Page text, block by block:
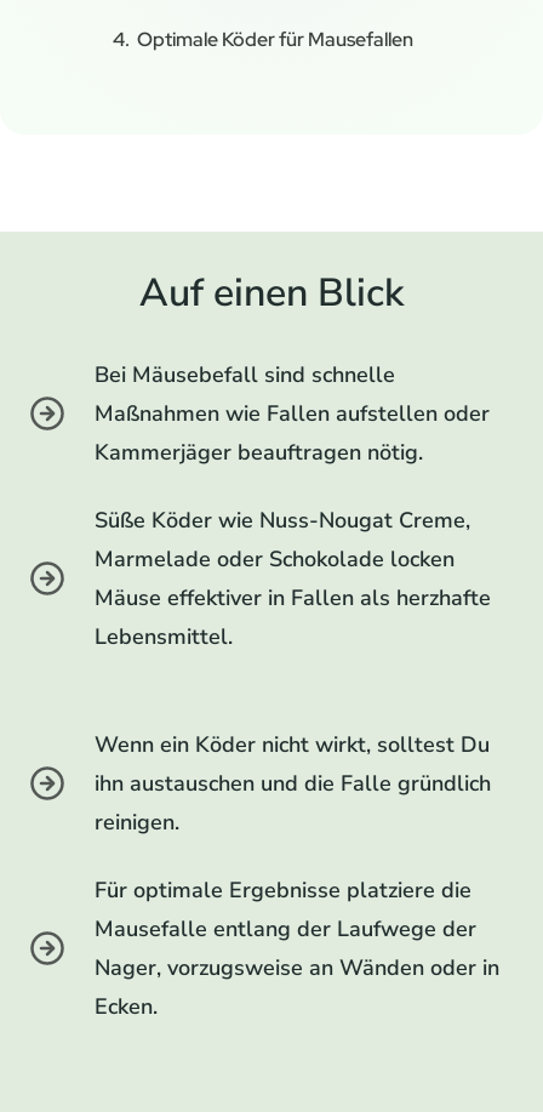
Optimale Köder für Mausefallen
Auf einen Blick
Bei Mäusebefall sind schnelle
Maßnahmen wie Fallen aufstellen oder
Kammerjäger beauftragen nötig.
Süße Köder wie Nuss-Nougat Creme,
Marmelade oder Schokolade locken
Mäuse effektiver in Fallen als herzhafte
Lebensmittel.
Wenn ein Köder nicht wirkt, solltest Du
ihn austauschen und die Falle gründlich
reinigen.
Für optimale Ergebnisse platziere die
Mausefalle entlang der Laufwege der
Nager, vorzugsweise an Wänden oder in
Ecken.